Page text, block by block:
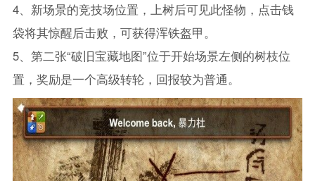
4、新场景的竞技场位置，上树后可见此怪物，点击钱
袋将其惊醒后击败，可获得浑铁盔甲。
5、第二张“破旧宝藏地图”位于开始场景左侧的树枝位
置，奖励是一个高级转轮，回报较为普通。